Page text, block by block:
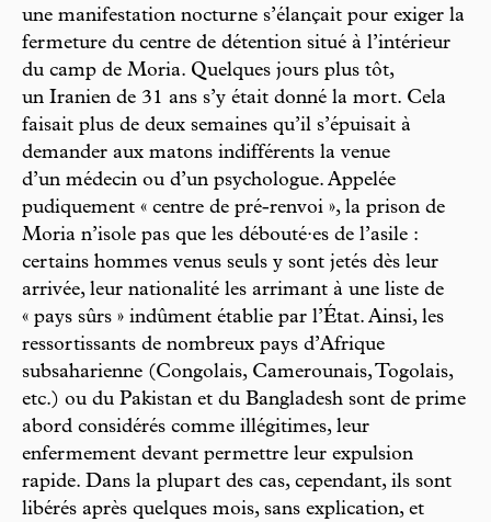
une manifestation nocturne s’élançait pour exiger la
fermeture du centre de détention situé à l’intérieur
du camp de Moria. Quelques jours plus tôt,
un Iranien de 31 ans s’y était donné la mort. Cela
faisait plus de deux semaines qu’il s’épuisait à
demander aux matons indifférents la venue
d’un médecin ou d’un psychologue. Appelée
pudiquement « centre de pré-renvoi », la prison de
Moria n’isole pas que les débouté·es de l’asile :
certains hommes venus seuls y sont jetés dès leur
arrivée, leur nationalité les arrimant à une liste de
« pays sûrs » indûment établie par l’État. Ainsi, les
ressortissants de nombreux pays d’Afrique
subsaharienne (Congolais, Camerounais, Togolais,
etc.) ou du Pakistan et du Bangladesh sont de prime
abord considérés comme illégitimes, leur
enfermement devant permettre leur expulsion
rapide. Dans la plupart des cas, cependant, ils sont
libérés après quelques mois, sans explication, et